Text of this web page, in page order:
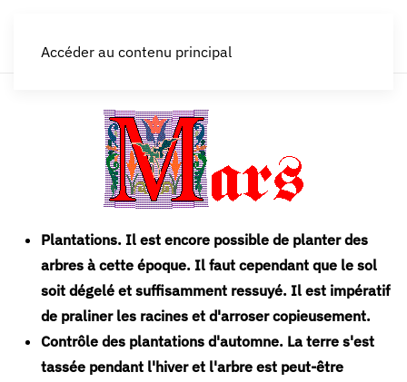
Accéder au contenu principal
Plantations. Il est encore possible de planter des
arbres à cette époque. Il faut cependant que le sol
soit dégelé et suffisamment ressuyé. Il est impératif
de praliner les racines et d'arroser copieusement.
Contrôle des plantations d'automne. La terre s'est
tassée pendant l'hiver et l'arbre est peut-être